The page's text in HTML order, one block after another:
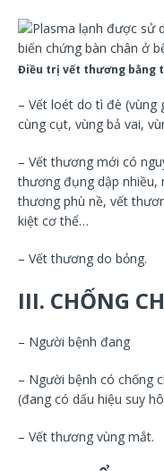
Điều trị vết thương bằng
– Vết loét do tì đè (vùng
cùng cụt, vùng bả vai,
– Vết thương mới có
thương đụng dập nhiều,
thương phù nề, vết
kiệt cơ thể…
– Vết thương do bỏng.
III. CHỐNG
– Người bệnh đang
– Người bệnh có chống
(đang có dấu hiệu suy
– Vết thương vùng mắt.